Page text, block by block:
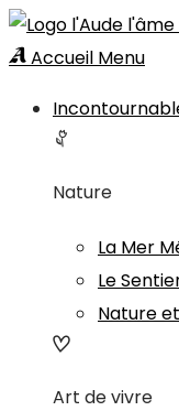
Accueil Menu
Nature
La Mer
Le
Nature
Art de vivre